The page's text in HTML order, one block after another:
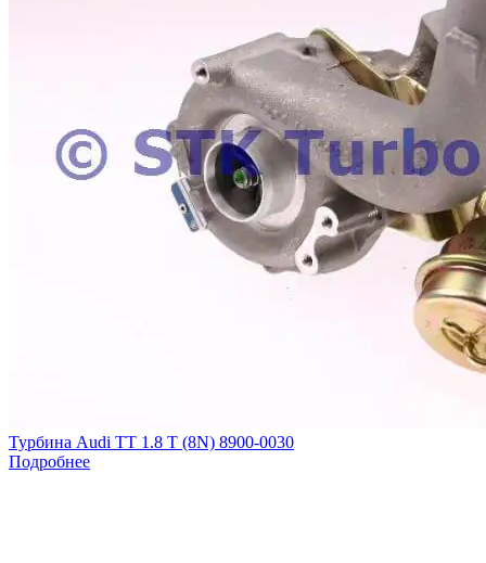
Турбина Audi TT 1.8 T (8N) 8900-0030
Подробнее